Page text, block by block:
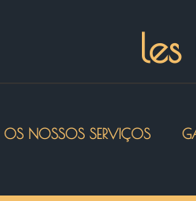
OS NOSSOS SERVIÇOS